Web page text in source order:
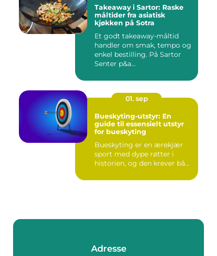
Takeaway i Sartor: Raske
måltider fra asiatisk
kjøkken på Sotra
Et godt takeaway-måltid
handler om smak, tempo og
enkel bestilling. På Sartor
Senter p&a...
01. sep
Bueskyting-utstyr: En
guide til essensielt utstyr
for bueskyting
Bueskyting er en ærekjær
sport med dype røtter i
historien, og den krever bå...
Adresse